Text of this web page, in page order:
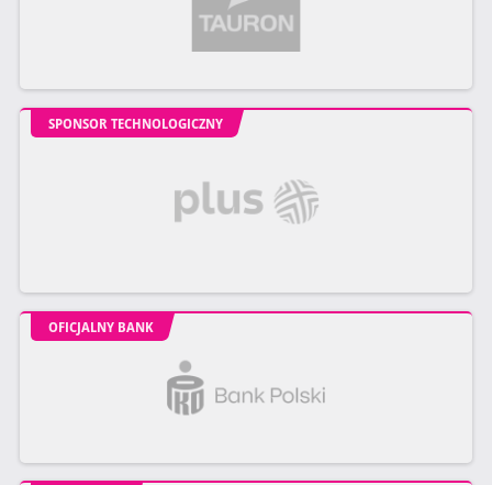
SPONSOR TECHNOLOGICZNY
OFICJALNY BANK